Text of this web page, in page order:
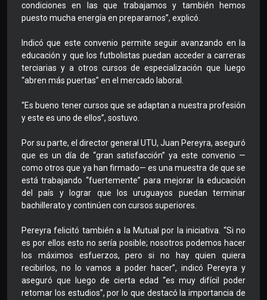
condiciones en las que trabajamos y también hemos
puesto mucha energía en prepararnos”, explicó.
Indicó que este convenio permite seguir avanzando en la
educación y que los futbolistas puedan acceder a carreras
terciarias y a otros cursos de especialización que luego
“abren más puertas” en el mercado laboral.
“Es bueno tener cursos que se adaptan a nuestra profesión
y este es uno de ellos”, sostuvo.
Por su parte, el director general UTU, Juan Pereyra, aseguró
que es un día de “gran satisfacción” ya este convenio —
como otros que ya han firmado— es una muestra de que se
está trabajando “fuertemente” para mejorar la educación
del país y lograr que los uruguayos puedan terminar
bachillerato y continúen con cursos superiores.
Pereyra felicitó también a la Mutual por la iniciativa. “Si no
es por ellos esto no sería posible; nosotros podemos hacer
los máximos esfuerzos, pero si no hay quien quiera
recibirlos, no lo vamos a poder hacer”, indicó Pereyra y
aseguró que luego de cierta edad “es muy difícil poder
retomar los estudios”, por lo que destacó la importancia de